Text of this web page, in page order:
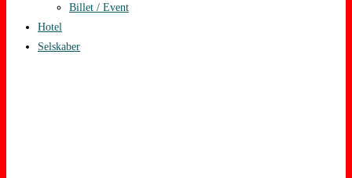
Billet / Event
Hotel
Selskaber